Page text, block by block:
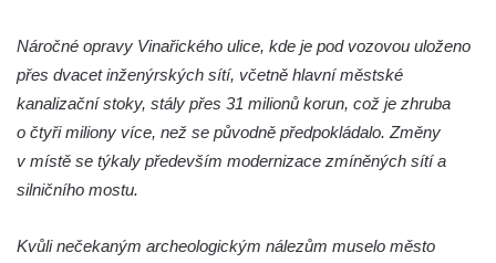
Budějovicích
Socha svatého Jana Nepomuckého u
kostela svaté Rodiny v Českých
Budějovicích
Socha S tebou v parku na Senovážném
Socha Tornádo v parku na Senovážném
Náročné opravy Vinařického ulice, kde je pod vozovou uloženo
přes dvacet inženýrských sítí, včetně hlavní městské
kanalizační stoky, stály přes 31 milionů korun, což je zhruba
o čtyři miliony více, než se původně předpokládalo. Změny
v místě se týkaly především modernizace zmíněných sítí a
silničního mostu.
Kvůli nečekaným archeologickým nálezům muselo město